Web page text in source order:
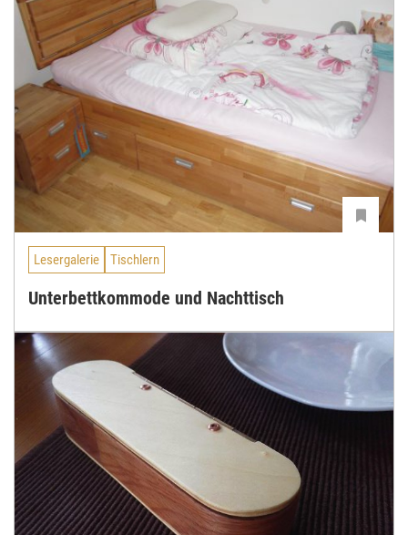
Lesergalerie Tischlern
Unterbettkommode und Nachttisch